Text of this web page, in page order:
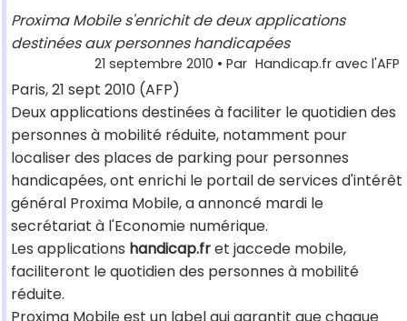
Proxima Mobile s'enrichit de deux applications
destinées aux personnes handicapées
21 septembre 2010 • Par Handicap.fr avec l'AFP
Paris, 21 sept 2010 (AFP)
Deux applications destinées à faciliter le quotidien des
personnes à mobilité réduite, notamment pour
localiser des places de parking pour personnes
handicapées, ont enrichi le portail de services d'intérêt
général Proxima Mobile, a annoncé mardi le
secrétariat à l'Economie numérique.
Les applications handicap.fret jaccede mobile,
faciliteront le quotidien des personnes à mobilité
réduite.